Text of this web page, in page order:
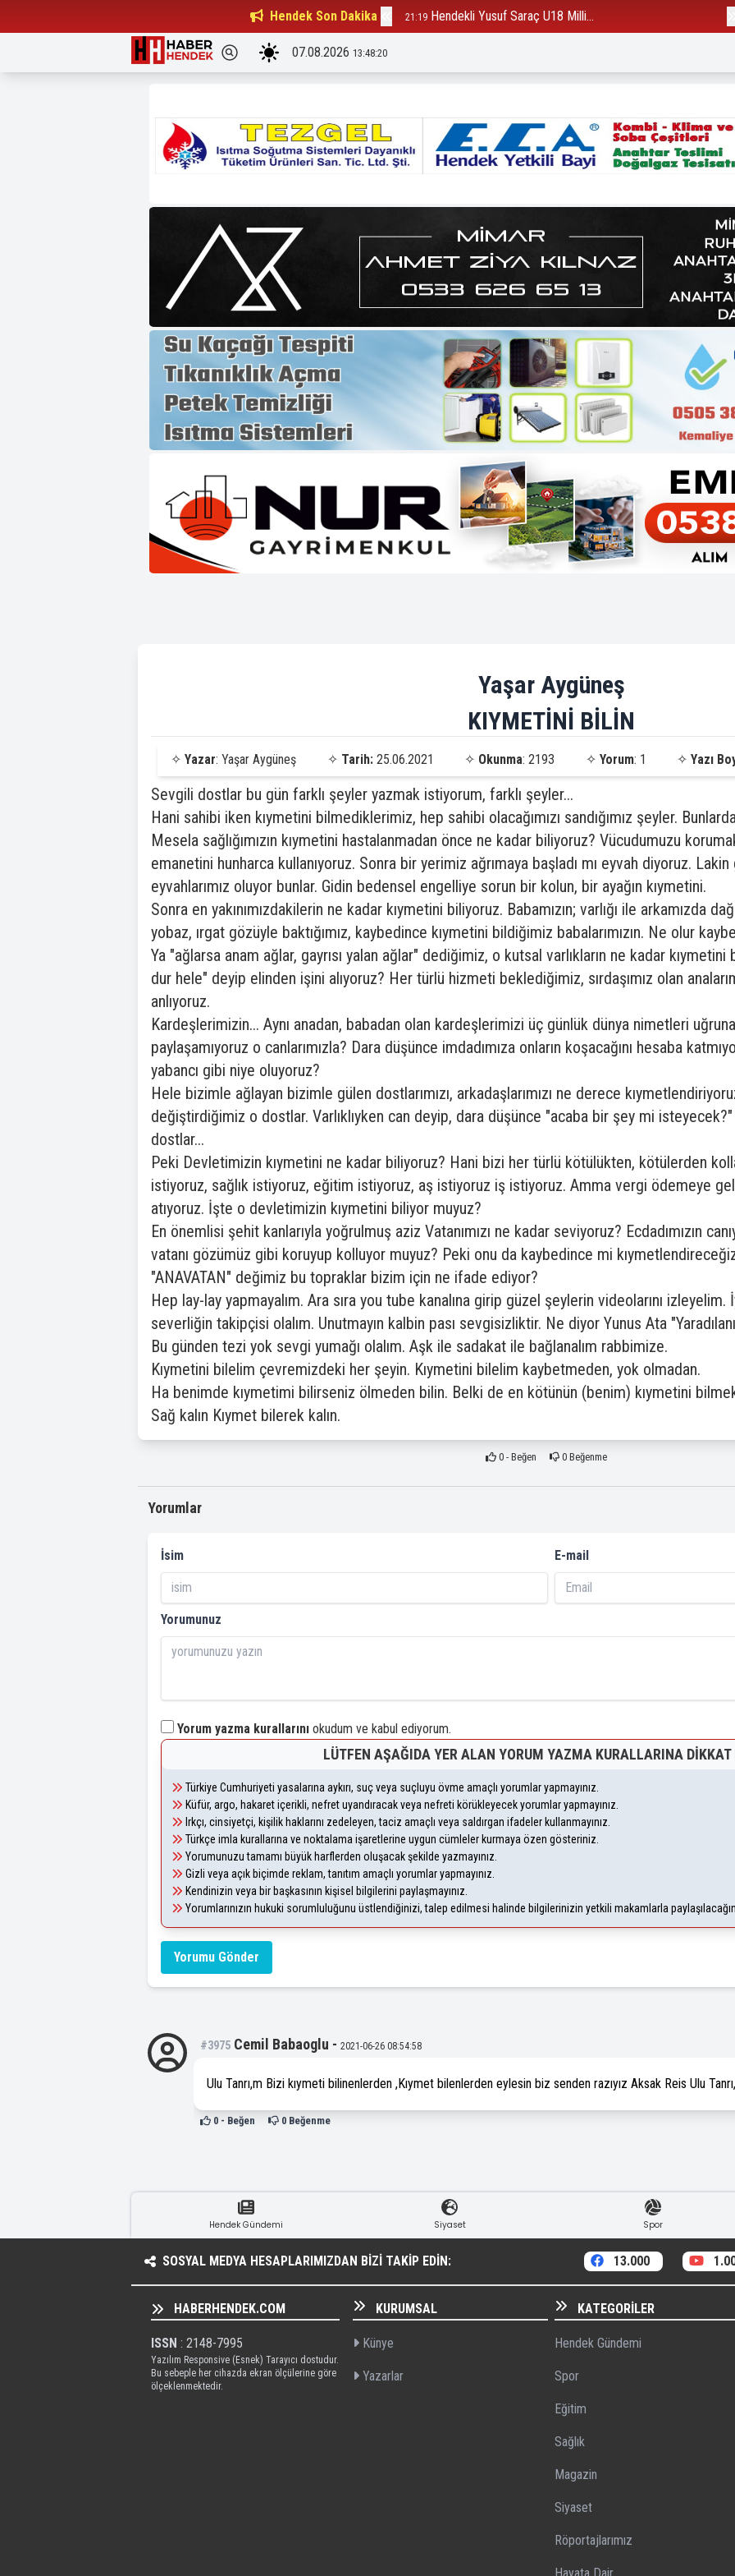
Hendek Son Dakika
Beşiktaşlılar Derneği Başkanı... 21:19 Hendekli Yusuf Saraç U18 Milli...
07.08.2026 13:48:21
Yaşar Aygüneş
KIYMETİNİ BİLİN
✧ Yazar: Yaşar Aygüneş ✧ Tarih: 25.06.2021 ✧ Okunma: 2193 ✧ Yorum: 1 ✧Yazı
Sevgili dostlar bu gün farklı şeyler yazmak istiyorum, farklı şeyler...
Hani sahibi iken kıymetini bilmediklerimiz, hep sahibi olacağımızı sandığımız şeyler.
Mesela sağlığımızın kıymetini hastalanmadan önce ne kadar biliyoruz? Vücudumuzu
emanetini hunharca kullanıyoruz. Sonra bir yerimiz ağrımaya başladı mı eyvah diyoruz.
eyvahlarımız oluyor bunlar. Gidin bedensel engelliye sorun bir kolun, bir ayağın kıymetini.
Sonra en yakınımızdakilerin ne kadar kıymetini biliyoruz. Babamızın; varlığı ile arkamızda
yobaz, ırgat gözüyle baktığımız, kaybedince kıymetini bildiğimiz babalarımızın. Ne olur
Ya "ağlarsa anam ağlar, gayrısı yalan ağlar" dediğimiz, o kutsal varlıkların ne kadar
dur hele" deyip elinden işini alıyoruz? Her türlü hizmeti beklediğimiz, sırdaşımız olan
anlıyoruz.
Kardeşlerimizin... Aynı anadan, babadan olan kardeşlerimizi üç günlük dünya nimetleri
paylaşamıyoruz o canlarımızla? Dara düşünce imdadımıza onların koşacağını hesaba
yabancı gibi niye oluyoruz?
Hele bizimle ağlayan bizimle gülen dostlarımızı, arkadaşlarımızı ne derece
değiştirdiğimiz o dostlar. Varlıklıyken can deyip, dara düşünce "acaba bir şey mi isteyecek?"
dostlar...
Peki Devletimizin kıymetini ne kadar biliyoruz? Hani bizi her türlü kötülükten, kötülerden
istiyoruz, sağlık istiyoruz, eğitim istiyoruz, aş istiyoruz iş istiyoruz. Amma vergi ödemeye
atıyoruz. İşte o devletimizin kıymetini biliyor muyuz?
En önemlisi şehit kanlarıyla yoğrulmuş aziz Vatanımızı ne kadar seviyoruz? Ecdadımızın
vatanı gözümüz gibi koruyup kolluyor muyuz? Peki onu da kaybedince mi
"ANAVATAN" değimiz bu topraklar bizim için ne ifade ediyor?
Hep lay-lay yapmayalım. Ara sıra you tube kanalına girip güzel şeylerin videolarını izleyelim.
severliğin takipçisi olalım. Unutmayın kalbin pası sevgisizliktir. Ne diyor Yunus Ata
Bu günden tezi yok sevgi yumağı olalım. Aşk ile sadakat ile bağlanalım rabbimize.
Kıymetini bilelim çevremizdeki her şeyin. Kıymetini bilelim kaybetmeden, yok olmadan.
Ha benimde kıymetimi bilirseniz ölmeden bilin. Belki de en kötünün (benim) kıymetini
Sağ kalın Kıymet bilerek kalın.
0- Beğen 0 Beğenme
Yorumlar
İsim E-mail
Yorumunuz
Yorum yazma kurallarını okudum ve kabul ediyorum.
LÜTFEN AŞAĞIDA YER ALAN YORUM YAZMA KURALLARINA DIKKAT
Türkiye Cumhuriyeti yasalarına aykırı, suç veya suçluyu övme amaçlı yorumlar yapmayınız.
Küfür, argo, hakaret içerikli, nefret uyandıracak veya nefreti körükleyecek yorumlar yapmayınız.
Irkçı, cinsiyetçi, kişilik haklarını zedeleyen, taciz amaçlı veya saldırgan ifadeler kullanmayınız.
Türkçe imla kurallarına ve noktalama işaretlerine uygun cümleler kurmaya özen gösteriniz.
Yorumunuzu tamamı büyük harflerden oluşacak şekilde yazmayınız.
Gizli veya açık biçimde reklam, tanıtım amaçlı yorumlar yapmayınız.
Kendinizin veya bir başkasının kişisel bilgilerini paylaşmayınız.
Yorumlarınızın hukuki sorumluluğunu üstlendiğinizi, talep edilmesi halinde bilgilerinizin yetkili makamlarla
Yorumu Gönder
#3975 Cemil Babaoglu - 2021-06-26 08:54:58
Ulu Tanrı,m Bizi kıymeti bilinenlerden ,Kıymet bilenlerden eylesin biz senden razıyız Aksak Reis Ulu
0- Beğen 0Beğenme
Hendek Gündemi Siyaset Spor
SOSYAL MEDYA HESAPLARIMIZDAN BIZI TAKIP EDIN: 13.000
HABERHENDEK.COM
ISSN : 2148-7995
Yazılım Responsive (Esnek) Tarayıcı dostudur.
Bu sebeple her cihazda ekran ölçülerine göre
ölçeklenmektedir.
KURUMSAL
Künye
Yazarlar
KATEGORILER
Hendek Gündemi
Spor
Eğitim
Sağlık
Magazin
Siyaset
Röportajlarımız